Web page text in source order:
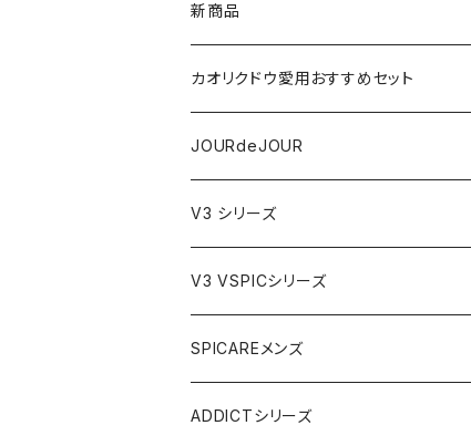
新商品
VSPIC R
テラヘルツかっさデュアルカーブ
ビューティフェイススティック・リン
VSPIC C グロウミスト
VSPICサンセラム
レーザー&EMSリフトブラシPRO2.0
カオリクドウ愛用おすすめセット
JOURdeJOURセット
JOURdeJOUR＆テラヘルツかっさセット
JOURdeJOUR＆美顔器セット
紫外線対策セット
V3ベースメイクセット
JOURdeJOUR
メディテーションゲル32
VEGANクレンジング
JOURdeJOURセット
メディテーションゲル2本セット
リップアディクトセット
V3 シリーズ
ルカドクリーム
V3エキサイティングファンデーション
レフィル
V3シャイニングファンデーション
V3 VSPICシリーズ
Cサンセラム
VC美容液
SPICAREメンズ
スターターセット
ADDICTシリーズ